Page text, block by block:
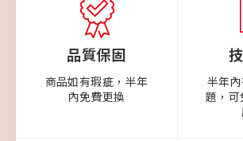
品質保固
商品如有瑕疵，半年
內免費更換
半年
題，